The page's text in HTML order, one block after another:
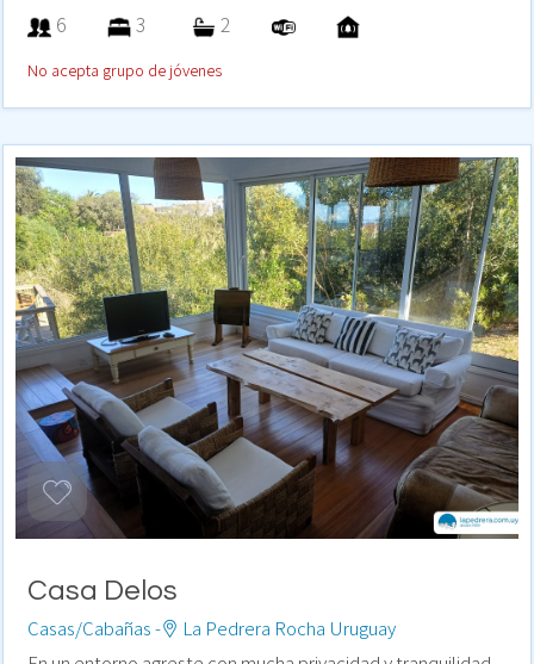
6 3 2
No acepta grupo de jóvenes
Casa Delos
Casas/Cabañas -
La Pedrera Rocha Uruguay